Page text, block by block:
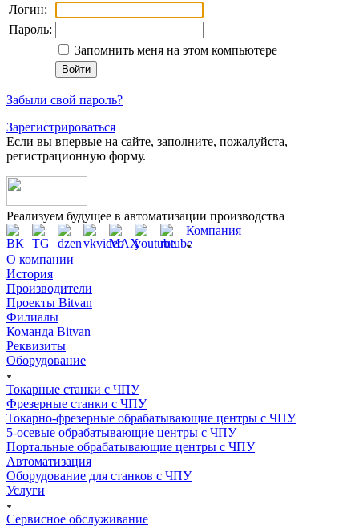
Логин:
Пароль:
Запомнить меня на этом компьютере
Забыли свой пароль?
Зарегистрироваться
Если вы впервые на сайте, заполните, пожалуйста,
регистрационную форму.
Реализуем будущее в автоматизации производства
Компания
О компании
История
Производители
Проекты Bitvan
Филиалы
Команда Bitvan
Реквизиты
Оборудование
Токарные станки с ЧПУ
Фрезерные станки с ЧПУ
Токарно-фрезерные обрабатывающие центры с ЧПУ
5-осевые обрабатывающие центры с ЧПУ
Портальные обрабатывающие центры с ЧПУ
Автоматизация
Оборудование для станков с ЧПУ
Услуги
Сервисное обслуживание